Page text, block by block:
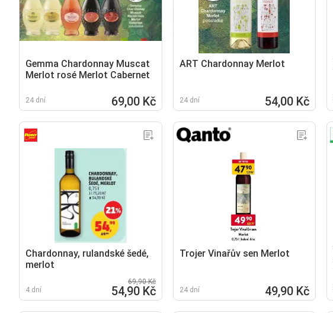
Gemma Chardonnay Muscat
Merlot rosé Merlot Cabernet
24 dní 69,00 Kč
ART Chardonnay Merlot
24 dní 54,00 Kč
Chardonnay, rulandské šedé,
merlot
4 dní
69,90 Kč
54,90 Kč
Trojer Vinařův sen Merlot
24 dní 49,90 Kč